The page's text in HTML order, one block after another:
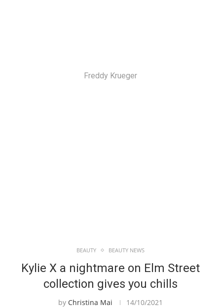
Freddy Krueger
BEAUTY BEAUTY NEWS
Kylie X a nightmare on Elm Street
collection gives you chills
by Christina Mai 14/10/2021